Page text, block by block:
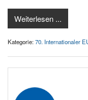
Weiterlesen ...
Kategorie:70. Internationaler